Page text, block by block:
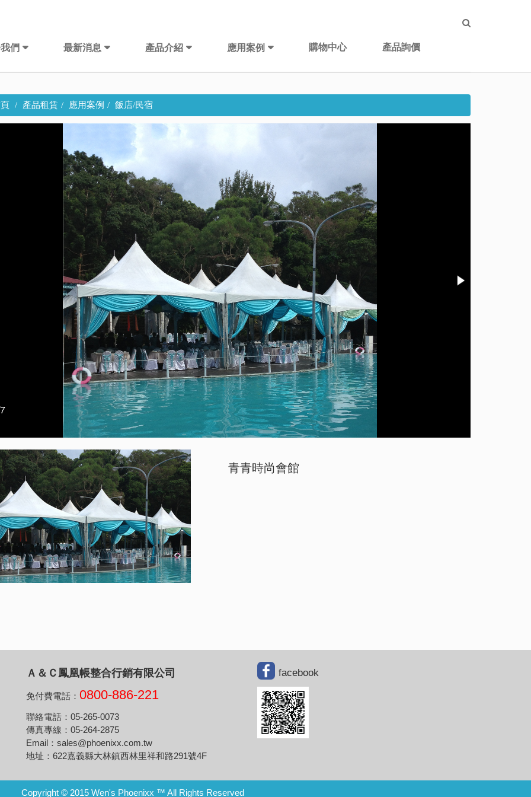
們 最新消息 產品介紹 應用案例 購物中心 產品詢價
產品租賃 應用案例 飯店/民宿
青青時尚會館
Ａ＆Ｃ鳳凰帳整合行銷有限公司
免付費電話： 0800-886-221
聯絡電話：05-265-0073
傳真專線：05-264-2875
Email：sales@phoenixx.com.tw
地址：622嘉義縣大林鎮西林里祥和路291號4F
facebook
Copyright © 2015 Wen's Phoenixx ™ All Rights Reserved